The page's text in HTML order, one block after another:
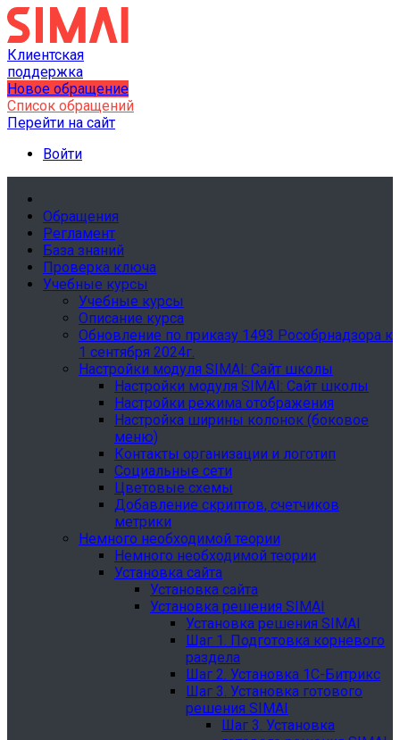
Клиентская
поддержка
Новое обращение
Список обращений
Перейти на сайт
Войти
Обращения
Регламент
База знаний
Проверка ключа
Учебные курсы
Учебные курсы
Описание курса
Обновление по приказу 1493 Рособрнадзора к
1 сентября 2024г.
Настройки модуля SIMAI: Сайт школы
Настройки модуля SIMAI: Сайт школы
Настройки режима отображения
Настройка ширины колонок (боковое
меню)
Контакты организации и логотип
Социальные сети
Цветовые схемы
Добавление скриптов, счетчиков
метрики
Немного необходимой теории
Немного необходимой теории
Установка сайта
Установка сайта
Установка решения SIMAI
Установка решения SIMAI
Шаг 1. Подготовка корневого
раздела
Шаг 2. Установка 1С-Битрикс
Шаг 3. Установка готового
решения SIMAI
Шаг 3. Установка